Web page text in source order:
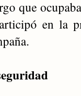
que
en la